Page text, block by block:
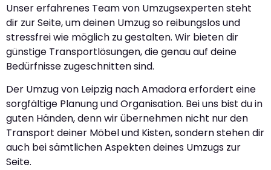
Unser erfahrenes Team von Umzugsexperten steht
dir zur Seite, um deinen Umzug so reibungslos und
stressfrei wie möglich zu gestalten. Wir bieten dir
günstige Transportlösungen, die genau auf deine
Bedürfnisse zugeschnitten sind.
Der Umzug von Leipzig nach Amadora erfordert eine
sorgfältige Planung und Organisation. Bei uns bist du in
guten Händen, denn wir übernehmen nicht nur den
Transport deiner Möbel und Kisten, sondern stehen dir
auch bei sämtlichen Aspekten deines Umzugs zur
Seite.